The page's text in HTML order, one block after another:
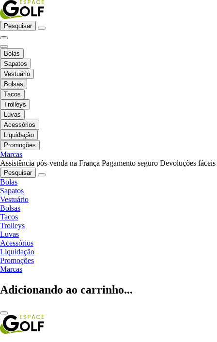
Pesquisar
Bolas
Sapatos
Vestuário
Bolsas
Tacos
Trolleys
Luvas
Acessórios
Liquidação
Promoções
Marcas
Assistência pós-venda na França Pagamento seguro Devoluções fáceis
Pesquisar
Bolas
Sapatos
Vestuário
Bolsas
Tacos
Trolleys
Luvas
Acessórios
Liquidação
Promoções
Marcas
Adicionando ao carrinho...